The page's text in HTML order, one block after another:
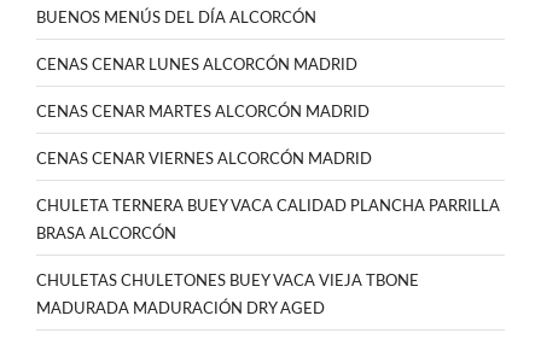
BUENOS MENÚS DEL DÍA ALCORCÓN
CENAS CENAR LUNES ALCORCÓN MADRID
CENAS CENAR MARTES ALCORCÓN MADRID
CENAS CENAR VIERNES ALCORCÓN MADRID
CHULETA TERNERA BUEY VACA CALIDAD PLANCHA PARRILLA
BRASA ALCORCÓN
CHULETAS CHULETONES BUEY VACA VIEJA TBONE
MADURADA MADURACIÓN DRY AGED